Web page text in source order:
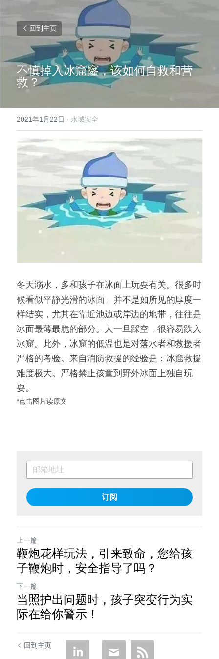
回到主页
不慎掉入冰窟窿，该如何自救和营
救？
2021年1月22日 · 水域安全
冬天溺水，多和孩子在冰面上玩耍有关。很多时
候看似平静光滑的冰面，并不是如所见的厚度一
样结实，尤其在靠近池边或岸边的地带，往往是
冰面最薄最脆的部分。人一旦踩空，很容易跌入
冰窟。此外，冰窟的低温也是对落水者和救援者
严格的考验。来自消防救援的经验是：冰窟救援
难度极大。严格禁止孩童到野外冰面上独自玩
耍。
*点击图片读原文
订阅
上一篇
鞭炮花样玩法，引来致命，您给孩
子鞭炮时，安全指导了吗？
下一篇
当照护出问题时，孩子突变行为实
际在给你警示！
回到主页